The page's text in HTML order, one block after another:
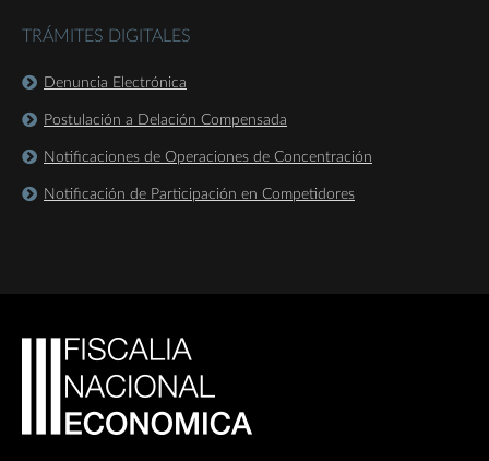
TRÁMITES DIGITALES
Denuncia Electrónica
Postulación a Delación Compensada
Notificaciones de Operaciones de Concentración
Notificación de Participación en Competidores